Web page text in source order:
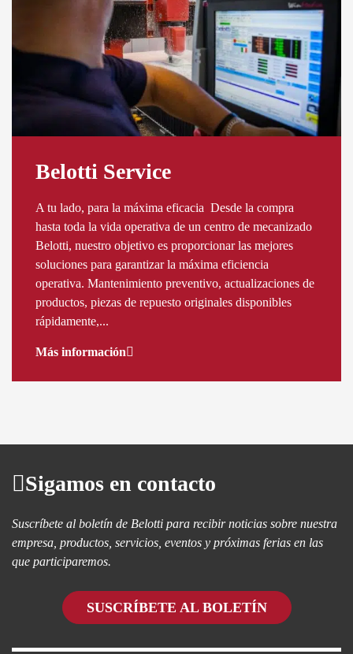
Belotti Service
A tu lado, para la máxima eficacia Desde la compra
hasta toda la vida operativa de un centro de mecanizado
Belotti, nuestro objetivo es proporcionar las mejores
soluciones para garantizar la máxima eficiencia
operativa. Mantenimiento preventivo, actualizaciones de
productos, piezas de repuesto originales disponibles
rápidamente,...
Más información
Sigamos en contacto
Suscríbete al boletín de Belotti para recibir noticias sobre nuestra
empresa, productos, servicios, eventos y próximas ferias en las
que participaremos.
SUSCRÍBETE AL BOLETÍN